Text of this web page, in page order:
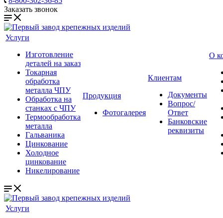
Заказать звонок
Услуги
Изготовление
деталей на заказ
Токарная
обработка
металла ЧПУ
Обработка на
станках с ЧПУ
Термообработка
металла
Гальваника
Цинкование
Холодное
цинкование
Никелирование
Продукция
Фотогалерея
Клиентам
Документы
Вопрос/
Ответ
Банковские
реквизиты
О
Услуги